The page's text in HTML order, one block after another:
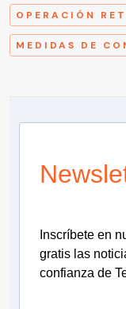
OPERACIÓN
MEDIDAS DE
Inscríbete en
gratis las
confianza de